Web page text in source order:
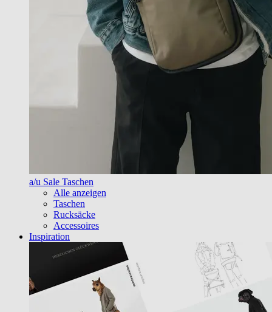
a/u Sale Taschen
Alle anzeigen
Taschen
Rucksäcke
Accessoires
Inspiration